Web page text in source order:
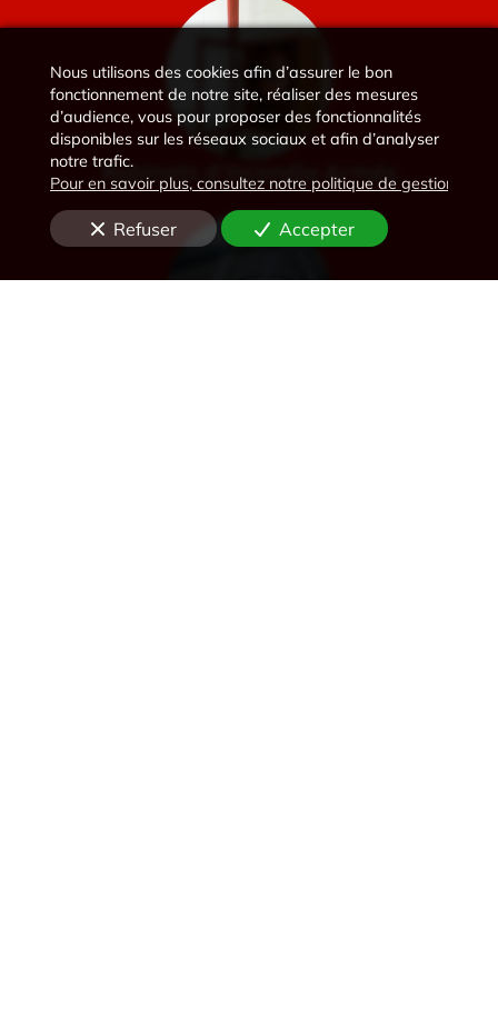
Robinets d'Incendie Armés
Nous utilisons des cookies afin d’assurer le bon
fonctionnement de notre site, réaliser des mesures
d’audience, vous pour proposer des fonctionnalités
disponibles sur les réseaux sociaux et afin d’analyser
notre trafic.
Pour en savoir plus, consultez notre politique de gestion des
Refuser Accepter